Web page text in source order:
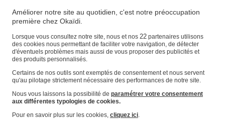
Magasin
Vos informations personnelles
Suivre une commande
Panier
Favoris
Améliorer notre site au quotidien, c'est notre préoccupation
première chez Okaïdi.
Lorsque vous consultez notre site, nous et nos 22partenaires utilisons
des cookies nous permettant de faciliter votre navigation, de détecter
d'éventuels problèmes mais aussi de vous proposer des publicités et
des produits personnalisés.
Certains de nos outils sont exemptés de consentement et nous servent
qu'au pilotage strictement nécessaire des performances de notre site.
Nous vous laissons la possibilité de paramétrer votre consentement
aux différentes typologies de cookies.
Pour en savoir plus sur les cookies, cliquez ici.